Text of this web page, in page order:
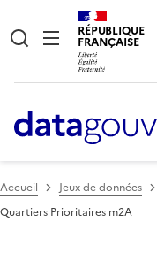
RÉPUBLIQUE
FRANÇAISE
Accueil Jeux de données
Quartiers Prioritaires m2A